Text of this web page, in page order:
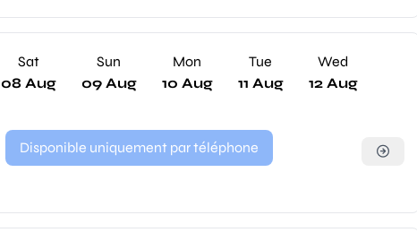
Sat
08 Aug
Sun
09 Aug
Mon
10 Aug
Tue
11 Aug
Wed
12 Aug
Disponible uniquement par téléphone